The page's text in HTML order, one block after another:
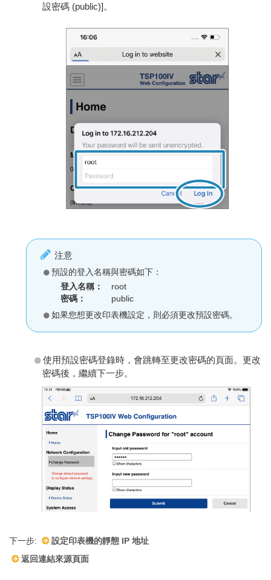
設密碼 (public)]。
注意
預設的登入名稱與密碼如下：
登入名稱：
root
密碼：
public
如果您想更改印表機設定，則必須更改預設密碼。
使用預設密碼登錄時，會跳轉至更改密碼的頁面。更改
密碼後，繼續下一步。
下一步:
設定印表機的靜態 IP 地址
返回連結來源頁面